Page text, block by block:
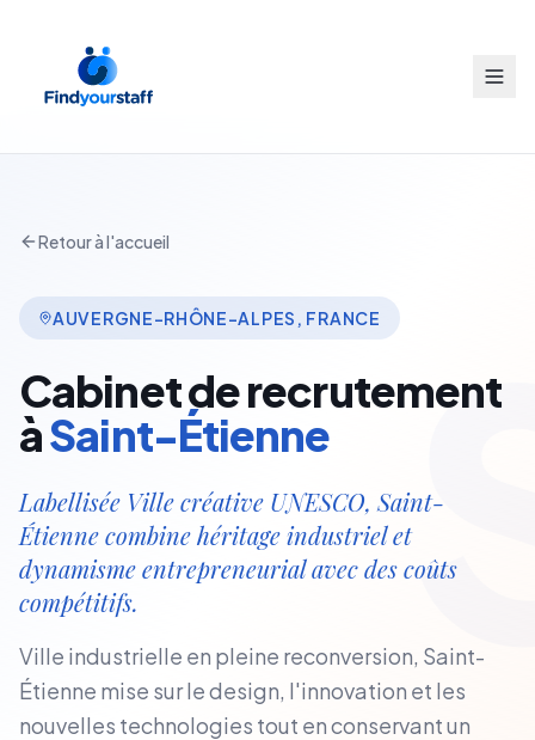
Retour à l'accueil
AUVERGNE-RHÔNE-ALPES , FRANCE
Cabinet de recrutement
àSaint-Étienne
Labellisée Ville créative UNESCO, Saint-
Étienne combine héritage industriel et
dynamisme entrepreneurial avec des coûts
compétitifs.
Ville industrielle en pleine reconversion, Saint-
Étienne mise sur le design, l'innovation et les
nouvelles technologies tout en conservant un